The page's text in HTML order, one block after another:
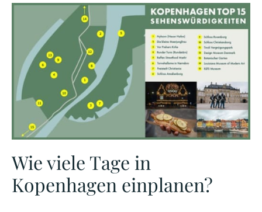
Wie viele Tage in
Kopenhagen einplanen?